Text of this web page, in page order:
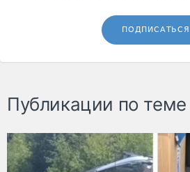
ПОДПИСАТЬСЯ
Публикации по теме